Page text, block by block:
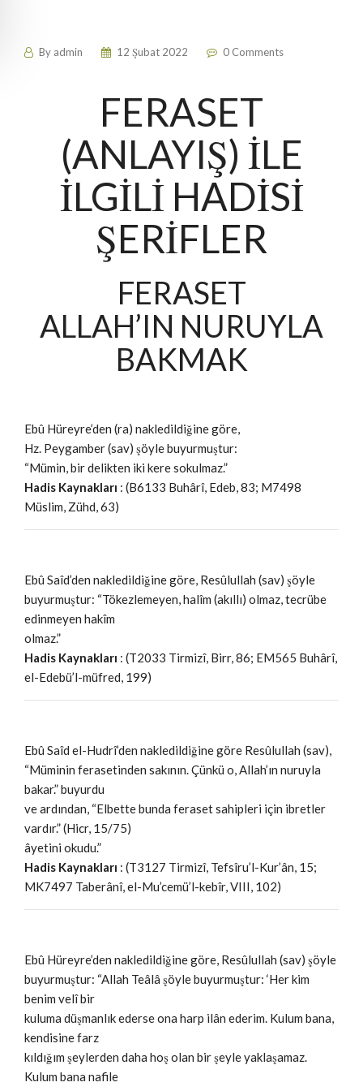
By admin 12 Şubat 2022 0 Comments
FERASET
(ANLAYIŞ) İLE
İLGİLİ HADİSİ
ŞERİFLER
FERASET
ALLAH’IN NURUYLA
BAKMAK
Ebû Hüreyre’den (ra) nakledildiğine göre,
Hz. Peygamber (sav) şöyle buyurmuştur:
“Mümin, bir delikten iki kere sokulmaz.”
Hadis Kaynakları : (B6133 Buhârî, Edeb, 83; M7498
Müslim, Zühd, 63)
Ebû Saîd’den nakledildiğine göre, Resûlullah (sav) şöyle
buyurmuştur: “Tökezlemeyen, halîm (akıllı) olmaz, tecrübe
edinmeyen hakîm
olmaz.”
Hadis Kaynakları : (T2033 Tirmizî, Birr, 86; EM565 Buhârî,
el-Edebü’l-müfred, 199)
Ebû Saîd el-Hudrî’den nakledildiğine göre Resûlullah (sav),
“Müminin ferasetinden sakının. Çünkü o, Allah’ın nuruyla
bakar.” buyurdu
ve ardından, “Elbette bunda feraset sahipleri için ibretler
vardır.” (Hicr, 15/75)
âyetini okudu.”
Hadis Kaynakları : (T3127 Tirmizî, Tefsîru’l-Kur’ân, 15;
MK7497 Taberânî, el-Mu’cemü’l-kebîr, VIII, 102)
Ebû Hüreyre’den nakledildiğine göre, Resûlullah (sav) şöyle
buyurmuştur: “Allah Teâlâ şöyle buyurmuştur: ‘Her kim
benim velî bir
kuluma düşmanlık ederse ona harp ilân ederim. Kulum bana,
kendisine farz
kıldığım şeylerden daha hoş olan bir şeyle yaklaşamaz.
Kulum bana nafile